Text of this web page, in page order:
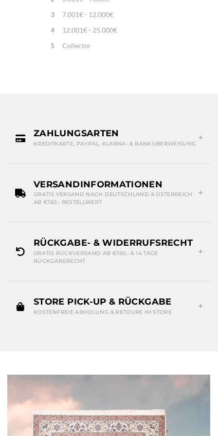
3
7.001€ - 12.000€
4
12.001€ - 25.000€
5
Collector
ZAHLUNGSARTEN
KREDITKARTE, PAYPAL, KLARNA- & BANKÜBERWEISUNG
VERSANDINFORMATIONEN
GRATIS VERSAND NACH DEUTSCHLAND & ÖSTERREICH
AB €150,- BESTELLWERT
RÜCKGABE- & WIDERRUFSRECHT
GRATIS RÜCKVERSAND AB €150,- & 14 TAGE
RÜCKGABERECHT
STORE PICK-UP & RÜCKGABE
KOSTENFREIE ABHOLUNG & RETOURE IM STORE